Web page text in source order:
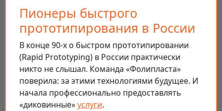
Пионеры быстрого
прототипирования в России
В конце 90-х о быстром прототипировании
(Rapid Prototyping) в России практически
никто не слышал. Команда «Фолипласта»
поверила: за этими технологиями будущее. И
начала профессионально предоставлять
«диковинные»услуги.